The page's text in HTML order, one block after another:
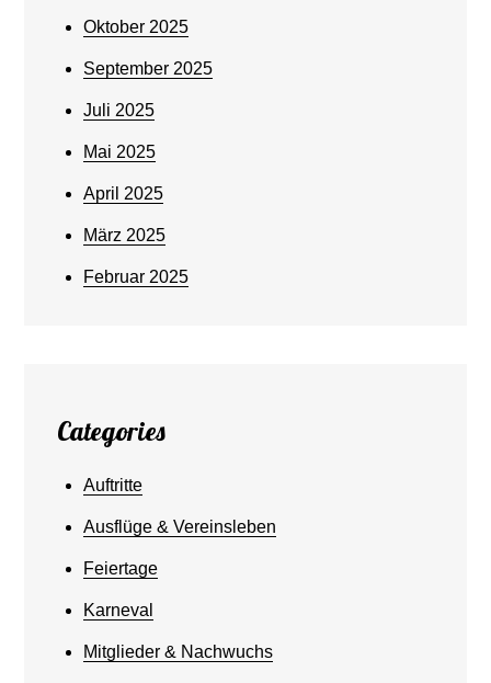
Oktober 2025
September 2025
Juli 2025
Mai 2025
April 2025
März 2025
Februar 2025
Categories
Auftritte
Ausflüge & Vereinsleben
Feiertage
Karneval
Mitglieder & Nachwuchs